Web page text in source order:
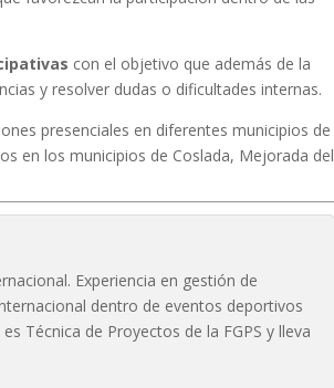
con el objetivo que además de la
y resolver dudas o dificultades internas.
presenciales en diferentes municipios de
en los municipios de Coslada, Mejorada del
Experiencia en gestión de
dentro de eventos deportivos
Técnica de Proyectos de la FGPS y lleva